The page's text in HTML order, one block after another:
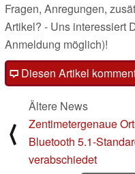
Fragen, Anregungen,
Artikel? - Uns interessiert
Anmeldung möglich)!
Diesen Artikel
⟨
Ältere News
Zentimetergenaue
Bluetooth 5.1-
verabschiedet